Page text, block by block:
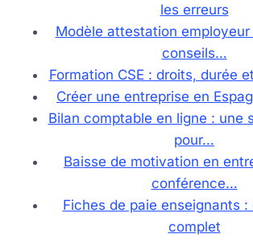
les erreurs
Modèle attestation
conseils…
Formation CSE : droits, durée
Créer une entreprise en
Bilan comptable en ligne : une
pour…
Baisse de motivation en
conférence…
Fiches de paie enseignants
complet